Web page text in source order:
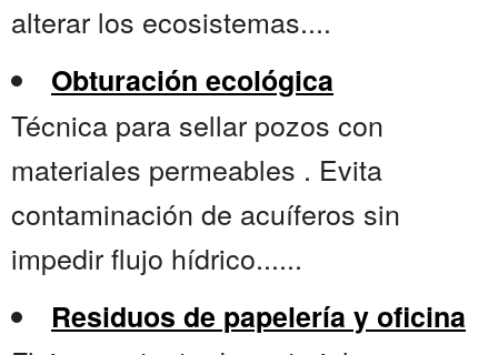
alterar los ecosistemas....
Obturación ecológica
Técnica para sellar pozos con
materiales permeables . Evita
contaminación de acuíferos sin
impedir flujo hídrico......
Residuos de papelería y oficina